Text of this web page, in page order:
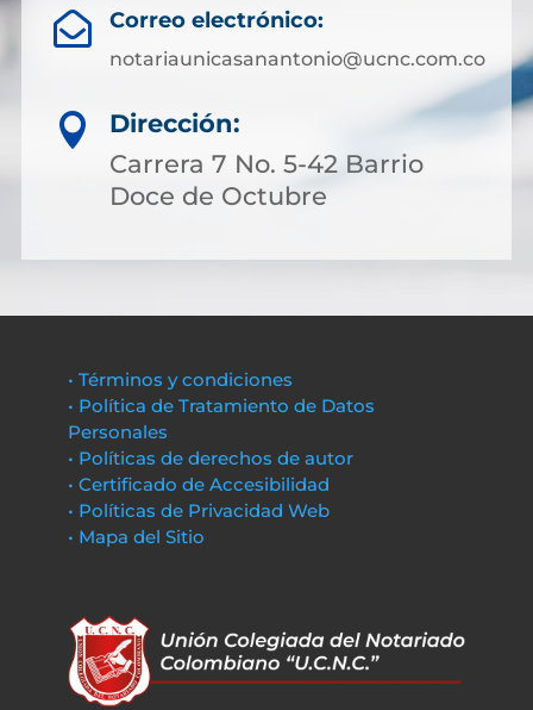
 Correo electrónico:
notariaunicasanantonio@ucnc.com.co

Dirección:
Carrera 7 No. 5-42 Barrio
Doce de Octubre
• Términos y condiciones
• Política de Tratamiento de Datos
Personales
• Políticas de derechos de autor
• Certificado de Accesibilidad
• Políticas de Privacidad Web
• Mapa del Sitio